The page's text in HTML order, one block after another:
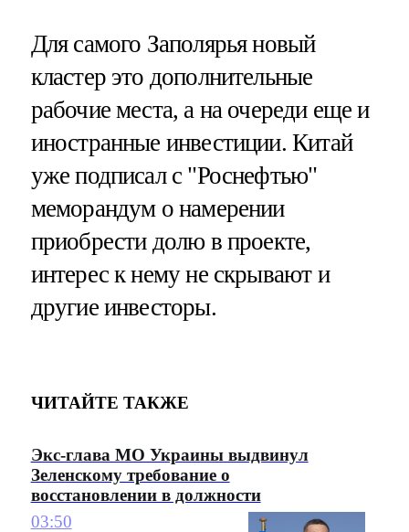
Для самого Заполярья новый
кластер это дополнительные
рабочие места, а на очереди еще и
иностранные инвестиции. Китай
уже подписал с "Роснефтью"
меморандум о намерении
приобрести долю в проекте,
интерес к нему не скрывают и
другие инвесторы.
ЧИТАЙТЕ ТАКЖЕ
Экс-глава МО Украины выдвинул
Зеленскому требование о
восстановлении в должности
03:50